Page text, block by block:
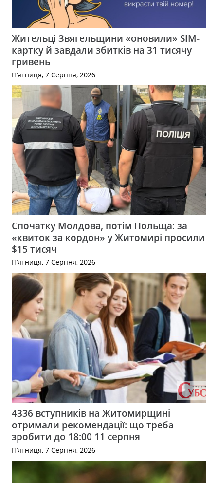
Жительці Звягельщини «оновили» SIM-
картку й завдали збитків на 31 тисячу
гривень
П’ятниця, 7 Серпня, 2026
Спочатку Молдова, потім Польща: за
«квиток за кордон» у Житомирі просили
$15 тисяч
П’ятниця, 7 Серпня, 2026
4336 вступників на Житомирщині
отримали рекомендації: що треба
зробити до 18:00 11 серпня
П’ятниця, 7 Серпня, 2026